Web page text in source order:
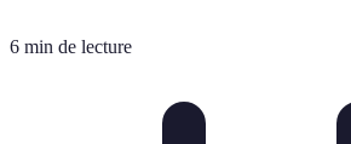
6 min de lecture